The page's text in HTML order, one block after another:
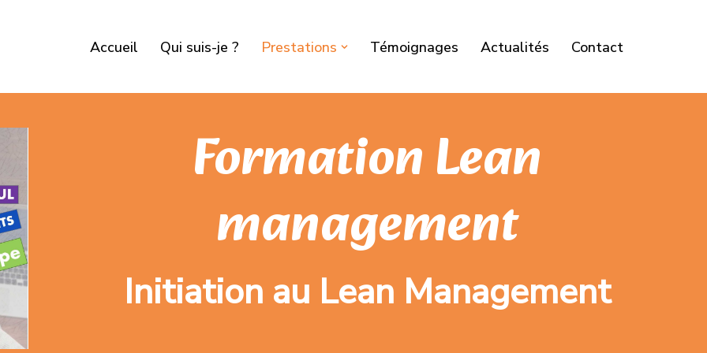
Accueil Qui suis-je ? Prestations Témoignages Actualités Contact
Formation Lean
management
Initiation au Lean Management